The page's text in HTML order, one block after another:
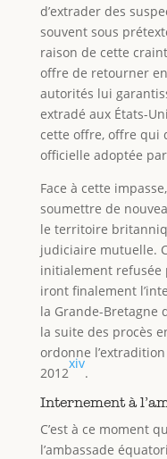
d’extrader des
souvent sous
raison de cette
offre de retourner
autorités lui
extradé aux États-
cette offre, offre qui
officielle adoptée
Face à cette
soumettre de
le territoire
judiciaire mutuelle.
initialement refusée
iront finalement
la Grande-Bretagne
la suite des procès
ordonne
2012
xiv
.
Internement à
C’est à ce moment
l’ambassade